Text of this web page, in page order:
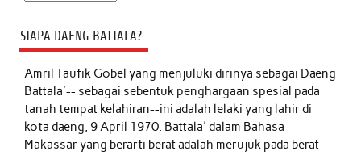
SIAPA DAENG BATTALA?
Amril Taufik Gobelyang menjuluki dirinya sebagai Daeng
Battala'-- sebagai sebentuk penghargaan spesial pada
tanah tempat kelahiran--ini adalah lelaki yang lahir di
kota daeng, 9 April 1970. Battala' dalam Bahasa
Makassar yang berarti berat adalah merujuk pada berat